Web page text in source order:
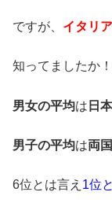
ですが、 イタリ
知ってましたか
男女の平均は 日
男子の平均は両
6位とは言え 1位